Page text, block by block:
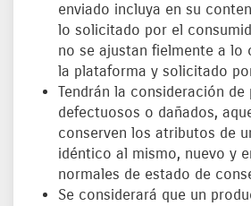
enviado incluya en su
lo solicitado por el
no se ajustan fielmente a lo
la plataforma y solicitado
Tendrán la consideración de
defectuosos o dañados,
conserven los atributos de
idéntico al mismo, nuevo y
normales de estado de
Se considerará que un